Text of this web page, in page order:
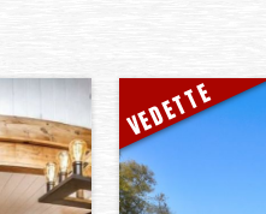
VEDETTE